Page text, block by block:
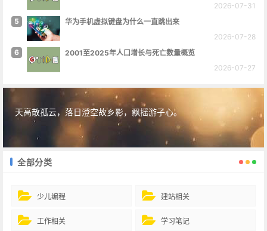
2026-07-31
5
华为手机虚拟键盘为什么一直跳出来
2026-07-28
6
2001至2025年人口增长与死亡数量概览
2026-07-27
天高散孤云，落日澄空故乡影，飘摇游子心。
全部分类
少儿编程 建站相关
工作相关 学习笔记